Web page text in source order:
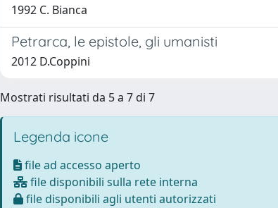
1992 C. Bianca
Petrarca, le epistole, gli umanisti
2012 D.Coppini
Mostrati risultati da 5 a 7 di 7
Legenda icone
file ad accesso aperto
file disponibili sulla rete interna
file disponibili agli utenti autorizzati